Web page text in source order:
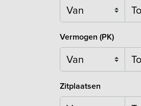
Vermogen (PK)
Zitplaatsen